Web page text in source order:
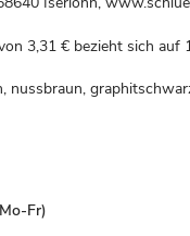
3,31 € bezieht sich auf
Fr)